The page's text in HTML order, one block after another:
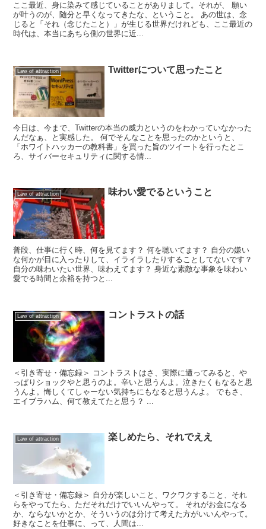
ここ最近、身に染みて感じていることがありまして。それが、 願い
が叶うのが、随分と早くなってきたな、ということ。 あの世は、念
じると「それ（念じたこと）」が生じる世界だけれども、ここ最近の
時代は、本当にあちら側の世界に近...
Law of attraction Twitterについて思ったこと
今日は、今まで、Twitterの本当の威力というのをわかっていなかった
んだなぁ、と実感した。 何でそんなことを思ったのかというと、
「ホワイトハッカーの教科書」を買った旨のツイートを行ったとこ
ろ、サイバーセキュリティに関する情...
Law of attraction 味わい愛でるということ
普段、仕事に行く時、何を見てます？ 何を聴いてます？ 自分の嫌い
な何かが目に入ったりして、イライラしたりすることしてないです？
自分の味わいたい世界、味わえてます？ 身近な素敵な事象を味わい
愛でる時間と余裕を持つと...
Law of attraction コントラストの話
＜引き寄せ・備忘録＞ コントラストはさ、実際に遭ってみると、や
っぱりショックやと思うのよ。辛いと思うんよ。泣きたくもなると思
うんよ。悔しくてしゃーない気持ちにもなると思うんよ。 でもさ、
エイブラハム、何て教えてたと思う？ ...
Law of attraction 楽しめたら、それでええ
＜引き寄せ・備忘録＞ 自分が楽しいこと、ワクワクすること、それ
らをやってたら、ただそれだけでいいんやって。 それがお金になる
か、ならないかとか、そういうのは分けて考えた方がいいんやって。
好きなことを仕事に、って、人間は...